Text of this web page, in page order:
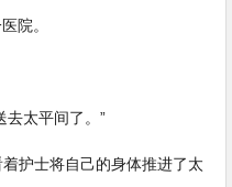
院。
太平间了。”
士将自己的身体推进了太